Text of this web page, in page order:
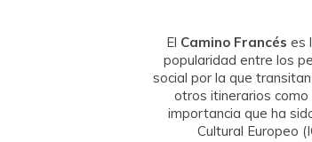
El Camino Francés es
popularidad entre los
social por la que
otros itinerarios como
importancia que ha
Cultural Europeo